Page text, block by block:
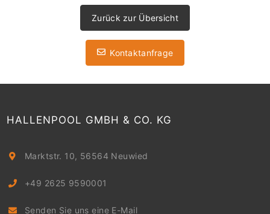
Zurück zur Übersicht
Kontaktanfrage
HALLENPOOL GMBH & CO. KG
Marktstr. 10, 56564 Neuwied
+49 2625 9590001
Senden Sie uns eine E-Mail